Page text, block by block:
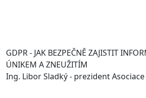
GDPR - JAK BEZPEČNĚ ZAJISTIT
ÚNIKEM A ZNEUŽITÍM
Ing. Libor Sladký - prezident